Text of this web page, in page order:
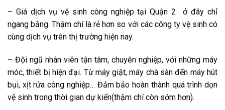
– Giá dịch vụ vệ sinh công nghiệp tại Quận 2 ở đây chỉ
ngang bằng. Thậm chí là rẻ hơn so với các công ty vệ sinh có
cùng dịch vụ trên thị trường hiện nay.
– Đội ngũ nhân viên tận tâm, chuyên nghiệp, với những máy
móc, thiết bị hiện đại. Từ máy giặt, máy chà sàn đến máy hút
bụi, xịt rửa công nghiệp… Đảm bảo hoàn thành quá trình dọn
vệ sinh trong thời gian dự kiến(thậm chí còn sớm hơn).